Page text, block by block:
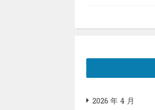
2026 年 4 月